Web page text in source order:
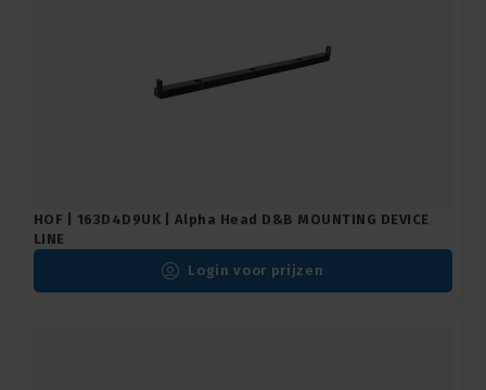
HOF | 163D4D9UK | Alpha Head D&B MOUNTING DEVICE
LINE
Login voor prijzen